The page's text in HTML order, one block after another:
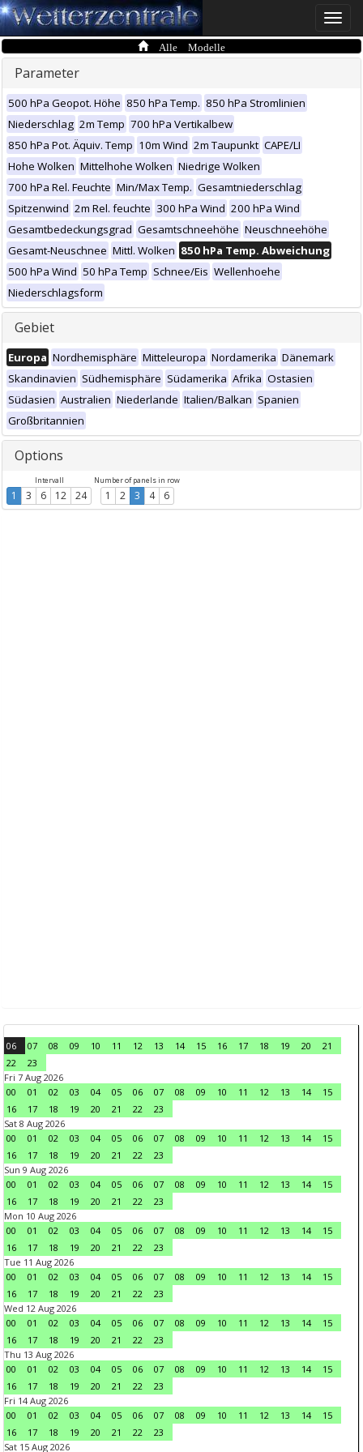
Toggle
Alle Modelle
Parameter
500 hPa Geopot. Höhe 850 hPa Temp. 850 hPa Stromlinien
Niederschlag 2m Temp 700 hPa Vertikalbew
850 hPa Pot. Äquiv. Temp 10m Wind 2m Taupunkt CAPE/LI
Hohe Wolken Mittelhohe Wolken Niedrige Wolken
700 hPa Rel. Feuchte Min/Max Temp. Gesamtniederschlag
Spitzenwind 2m Rel. feuchte 300 hPa Wind 200 hPa Wind
Gesamtbedeckungsgrad Gesamtschneehöhe Neuschneehöhe
Gesamt-Neuschnee Mittl. Wolken 850 hPa Temp. Abweichung
500 hPa Wind 50 hPa Temp Schnee/Eis Wellenhoehe
Niederschlagsform
Gebiet
Europa Nordhemisphäre Mitteleuropa Nordamerika Dänemark
Skandinavien Südhemisphäre Südamerika Afrika Ostasien
Südasien Australien Niederlande Italien/Balkan Spanien
Großbritannien
Options
Intervall
1 3 6 12 24
Number of panels in row
1 2 3 4 6
06 07 08 09 10 11 12 13 14 15 16 17 18 19 20
21
22
23
Fri 7 Aug 2026
00
01 02 03 04 05 06 07 08 09 10 11 12 13 14
15
16
17 18 19 20 21 22
23
Sat 8 Aug 2026
00
01 02 03 04 05 06 07 08 09 10 11 12 13 14
15
16
17 18 19 20 21 22
23
Sun 9 Aug 2026
00
01 02 03 04 05 06 07 08 09 10 11 12 13 14
15
16
17 18 19 20 21 22
23
Mon 10 Aug 2026
00
01 02 03 04 05 06 07 08 09 10 11 12 13 14
15
16
17 18 19 20 21 22
23
Tue 11 Aug 2026
00
01 02 03 04 05 06 07 08 09 10 11 12 13 14
15
16
17 18 19 20 21 22
23
Wed 12 Aug 2026
00
01 02 03 04 05 06 07 08 09 10 11 12 13 14
15
16
17 18 19 20 21 22
23
Thu 13 Aug 2026
00
01 02 03 04 05 06 07 08 09 10 11 12 13 14
15
16
17 18 19 20 21 22
23
Fri 14 Aug 2026
00
01 02 03 04 05 06 07 08 09 10 11 12 13 14
15
16
17 18 19 20 21 22
23
Sat 15 Aug 2026